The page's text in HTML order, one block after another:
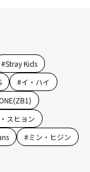
#Stray Kids
#イ・ハイ
スヒョン
#ミン・ヒジン